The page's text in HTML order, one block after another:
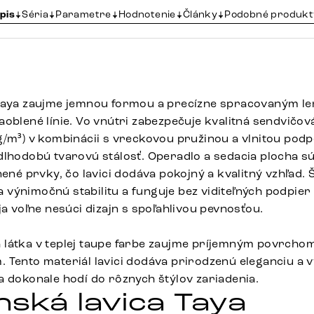
Séria Parametre Hodnotenie Články Podobné
zaujme jemnou formou a precízne spracovaným
línie. Vo vnútri zabezpečuje kvalitná
m³) v kombinácii s vreckovou pružinou a vlnitou
tvarovú stálosť. Operadlo a sedacia plocha
prvky, čo lavici dodáva pokojný a kvalitný vzhľad.
výnimočnú stabilitu a funguje bez viditeľných podpier
voľne nesúci dizajn s spoľahlivou pevnosťou.
v teplej taupe farbe zaujme príjemným
Tento materiál lavici dodáva prirodzenú eleganciu a
dokonale hodí do rôznych štýlov zariadenia.
lavica Taya